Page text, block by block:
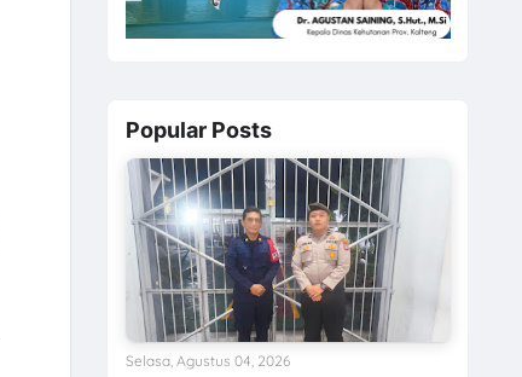
Popular Posts
Selasa, Agustus 04, 2026